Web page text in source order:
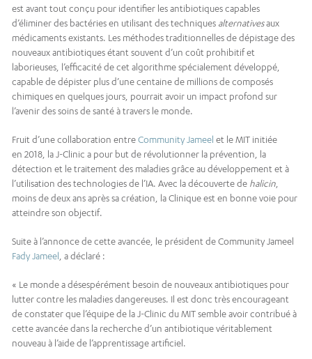
est avant tout conçu pour identifier les antibiotiques capables
d’éliminer des bactéries en utilisant des techniques alternativesaux
médicaments existants. Les méthodes traditionnelles de dépistage des
nouveaux antibiotiques étant souvent d’un coût prohibitif et
laborieuses, l’efficacité de cet algorithme spécialement développé,
capable de dépister plus d’une centaine de millions de composés
chimiques en quelques jours, pourrait avoir un impact profond sur
l’avenir des soins de santé à travers le monde.
Fruit d’une collaboration entreCommunity Jameel et le MIT initiée
en 2018, la J-Clinic a pour but de révolutionner la prévention, la
détection et le traitement des maladies grâce au développement et à
l’utilisation des technologies de l’IA. Avec la découverte de halicin
moins de deux ans après sa création, la Clinique est en bonne voie pour
atteindre son objectif.
Suite à l’annonce de cette avancée, le président de Community Jameel
Fady Jameel , a déclaré :
« Le monde a désespérément besoin de nouveaux antibiotiques pour
lutter contre les maladies dangereuses. Il est donc très encourageant
de constater que l’équipe de la J-Clinic du MIT semble avoir contribué à
cette avancée dans la recherche d’un antibiotique véritablement
nouveau à l’aide de l’apprentissage artificiel.